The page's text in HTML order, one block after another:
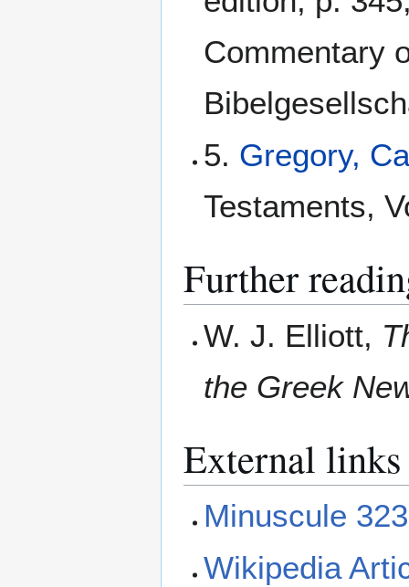
Commentary
5. Gregory,
Testaments,
Further
W. J. Elliott,
the Greek
External links
Minuscule 323
Wikipedia